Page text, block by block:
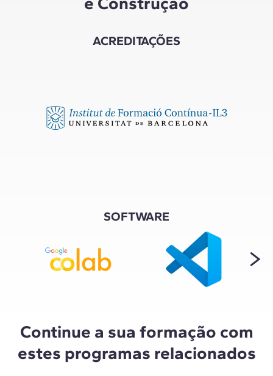
ACREDITAÇÕES
SOFTWARE
Continue a sua formação com
estes programas relacionados